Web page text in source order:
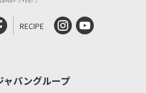
RECIPE
ャパングループ